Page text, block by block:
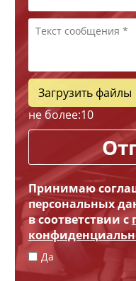
Загрузить файлы
не более:10
Принимаю
персональных
в соответствии с
Да